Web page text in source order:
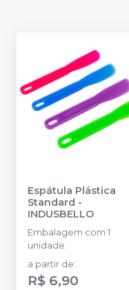
Espátula Plástica
Standard -
INDUSBELLO
Embalagem com 1
unidade.
a partir de:
R$ 6,90